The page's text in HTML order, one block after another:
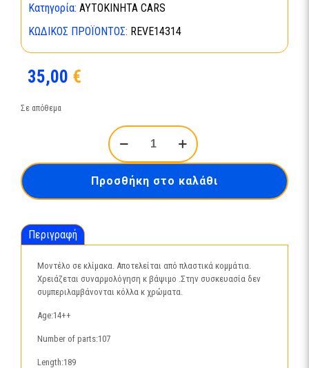
Κατηγορία: ΑΥΤΟΚΙΝΗΤΑ CARS
ΚΩΔΙΚΌΣ ΠΡΟΪΌΝΤΟΣ: REVE14314
35,00 €
Σε απόθεμα
1969
Chevy
Camaro
14314
ποσότητα
Προσθήκη στο καλάθι
Περιγραφή
Μοντέλο σε κλίμακα. Αποτελείται από πλαστικά κομμάτια.
Χρειάζεται συναρμολόγηση κ βάψιμο .Στην συσκευασία δεν
συμπεριλαμβάνονται κόλλα κ χρώματα.
Age:14++
Number of parts:107
Length:189